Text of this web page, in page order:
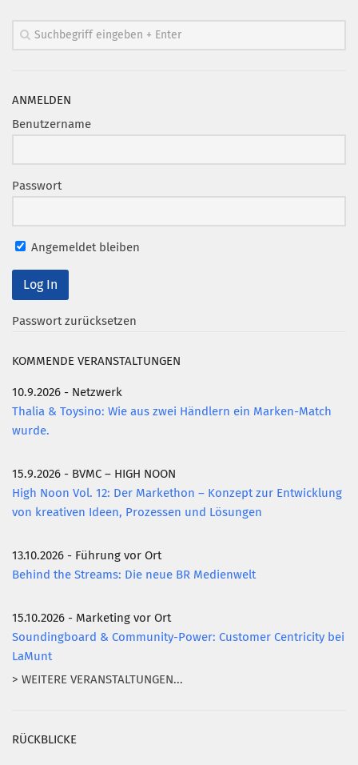
MITGLIEDSCHAFT
PODCAST
AKTUELLES
KONTAKT
ANMELDEN
Benutzername
Passwort
Angemeldet bleiben
Passwort zurücksetzen
KOMMENDE VERANSTALTUNGEN
10.9.2026 - Netzwerk
Thalia & Toysino: Wie aus zwei Händlern ein Marken-Match
wurde.
15.9.2026 - BVMC – HIGH NOON
High Noon Vol. 12: Der Markethon – Konzept zur Entwicklung
von kreativen Ideen, Prozessen und Lösungen
13.10.2026 - Führung vor Ort
Behind the Streams: Die neue BR Medienwelt
15.10.2026 - Marketing vor Ort
Soundingboard & Community-Power: Customer Centricity bei
LaMunt
> WEITERE VERANSTALTUNGEN...
RÜCKBLICKE